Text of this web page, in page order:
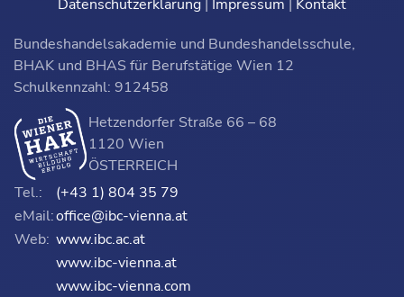
Datenschutzerklärung | Impressum | Kontakt
Bundeshandelsakademie und Bundeshandelsschule,
BHAK und BHAS für Berufstätige Wien 12
Schulkennzahl: 912458
Hetzendorfer Straße 66 – 68
1120 Wien
ÖSTERREICH
Tel.:
(+43 1) 804 35 79
eMail:office@ibc-vienna.at
Web: www.ibc.ac.at
www.ibc-vienna.at
www.ibc-vienna.com